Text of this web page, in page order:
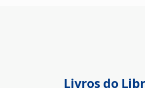
Livros do